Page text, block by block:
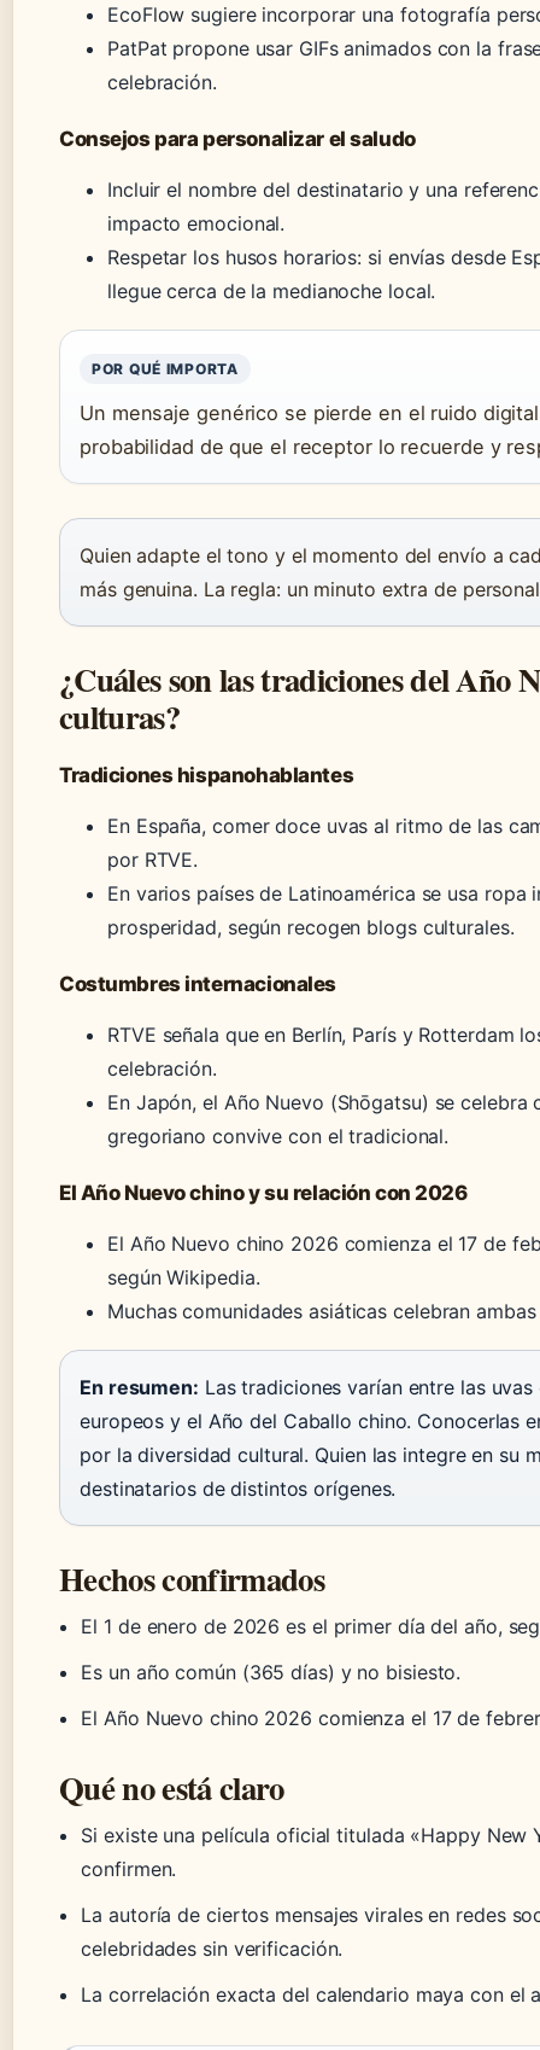
EcoFlow sugiere incorporar una fotografía
PatPat propone usar GIFs animados con la
celebración.
Consejos para personalizar el saludo
Incluir el nombre del destinatario y una
impacto emocional.
Respetar los husos horarios: si envías desde
llegue cerca de la medianoche local.
POR QUÉ IMPORTA
Un mensaje genérico se pierde en el ruido
probabilidad de que el receptor lo recuerde y
Quien adapte el tono y el momento del envío a
más genuina. La regla: un minuto extra de
¿Cuáles son las tradiciones del Año
culturas?
Tradiciones hispanohablantes
En España, comer doce uvas al ritmo de las
por RTVE.
En varios países de Latinoamérica se usa
prosperidad, según recogen blogs culturales.
Costumbres internacionales
RTVE señala que en Berlín, París y Rotterdam
celebración.
En Japón, el Año Nuevo (Shōgatsu) se
gregoriano convive con el tradicional.
El Año Nuevo chino y su relación con 2026
El Año Nuevo chino 2026 comienza el 17 de
según Wikipedia.
Muchas comunidades asiáticas celebran
En resumen: Las tradiciones varían entre las
europeos y el Año del Caballo chino. Conocerlas
por la diversidad cultural. Quien las integre en su
destinatarios de distintos orígenes.
Hechos confirmados
El 1 de enero de 2026 es el primer día del año,
Es un año común (365 días) y no bisiesto.
El Año Nuevo chino 2026 comienza el 17 de
Qué no está claro
Si existe una película oficial titulada «Happy
confirmen.
La autoría de ciertos mensajes virales en redes
celebridades sin verificación.
La correlación exacta del calendario maya con el